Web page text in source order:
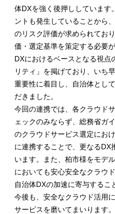
体DXを強く後押ししています
ントも発生していることから
のリスク評価が求められてお
価・選定基準を策定する必要
DXにおけるベースとなる視点
リティ」を掲げており、いち
重要性に着目し、自治体とし
だきました。
今回の連携では、各クラウド
ェックのみならず、総務省ガ
のクラウドサービス選定にお
に連携することで、更なるDX
います。また、柏市様をモデ
においても安心安全なクラウ
自治体DXの加速に寄与するこ
今後も、安全なクラウド活用
サービスを磨いてまいります。